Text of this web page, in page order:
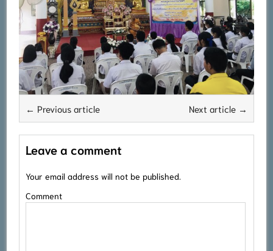
← Previous article Next article →
Leave a comment
Your email address will not be published.
Comment